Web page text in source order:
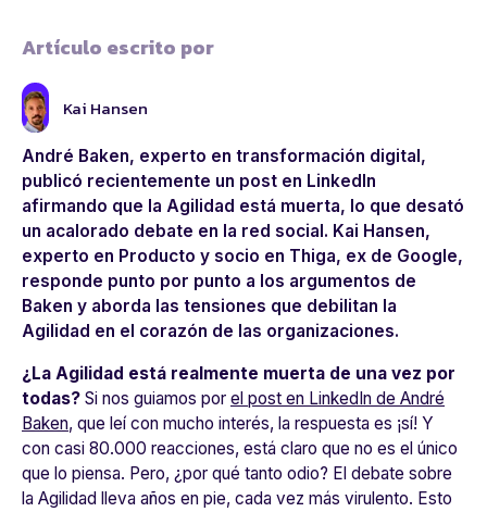
Artículo escrito por
Kai Hansen
André Baken, experto en transformación digital,
publicó recientemente un post en LinkedIn
afirmando que la Agilidad está muerta, lo que desató
un acalorado debate en la red social. Kai Hansen,
experto en Producto y socio en Thiga, ex de Google,
responde punto por punto a los argumentos de
Baken y aborda las tensiones que debilitan la
Agilidad en el corazón de las organizaciones.
¿La Agilidad está realmente muerta de una vez por
todas? Si nos guiamos por el post en LinkedIn de André
Baken, que leí con mucho interés, la respuesta es ¡sí! Y
con casi 80.000 reacciones, está claro que no es el único
que lo piensa. Pero, ¿por qué tanto odio? El debate sobre
la Agilidad lleva años en pie, cada vez más virulento. Esto